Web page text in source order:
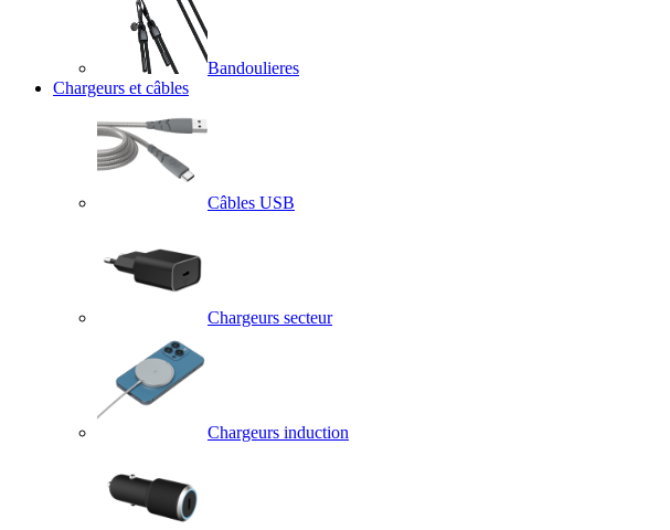
Bandoulieres
Chargeurs et câbles
Câbles USB
Chargeurs secteur
Chargeurs induction